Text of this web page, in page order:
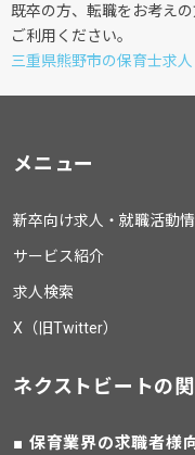
既卒の方、転職をお考え
ご利用ください。
三重県熊野市の保育士求
メニュー
新卒向け求人・就職活動
サービス紹介
求人検索
X（旧Twitter）
ネクストビートの
保育業界の求職者様